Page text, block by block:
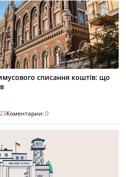
списання коштів: що
Коментарии:0